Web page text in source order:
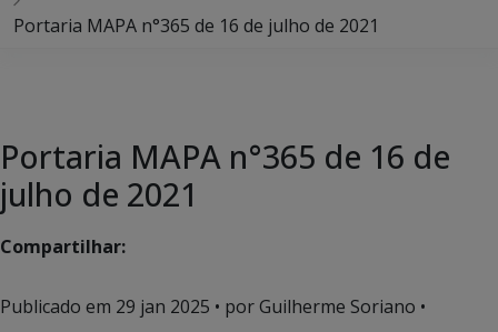
Portaria MAPA n°365 de 16 de julho de 2021
Portaria MAPA n°365 de 16 de
julho de 2021
Compartilhar:
Publicado em 29 jan 2025 • por Guilherme Soriano •